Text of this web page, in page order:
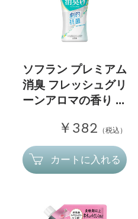
ソフラン プレミアム
消臭 フレッシュグリ
ーンアロマの香り ...
￥382 （税込）
カートに入れる